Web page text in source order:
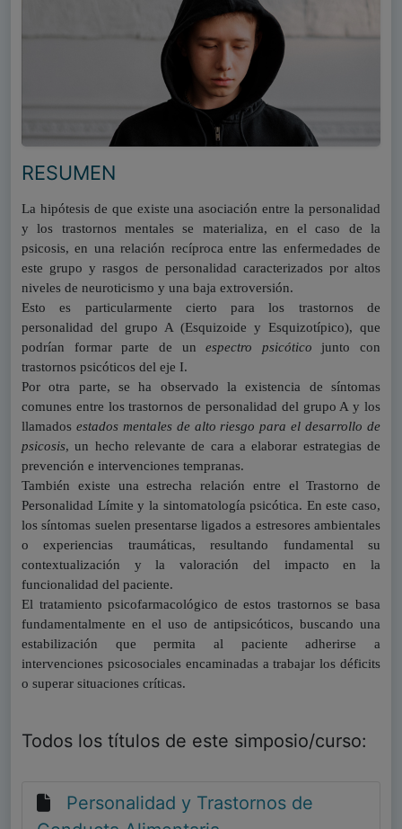
RESUMEN
La hipótesis de que existe una asociación entre la personalidad
y los trastornos mentales se materializa, en el caso de la
psicosis, en una relación recíproca entre las enfermedades de
este grupo y rasgos de personalidad caracterizados por altos
niveles de neuroticismo y una baja extroversión.
Esto es particularmente cierto para los trastornos de
personalidad del grupo A (Esquizoide y Esquizotípico), que
podrían formar parte de unespectro psicótico junto con
trastornos psicóticos del eje I.
Por otra parte, se ha observado la existencia de síntomas
comunes entre los trastornos de personalidad del grupo A y los
llamados estados mentales de alto riesgo para el desarrollo de
psicosis, un hecho relevante de cara a elaborar estrategias de
prevención e intervenciones tempranas.
También existe una estrecha relación entre el Trastorno de
Personalidad Límite y la sintomatología psicótica. En este caso,
los síntomas suelen presentarse ligados a estresores ambientales
o experiencias traumáticas, resultando fundamental su
contextualización y la valoración del impacto en la
funcionalidad del paciente.
El tratamiento psicofarmacológico de estos trastornos se basa
fundamentalmente en el uso de antipsicóticos, buscando una
estabilización que permita al paciente adherirse a
intervenciones psicosociales encaminadas a trabajar los déficits
o superar situaciones críticas.
Todos los títulos de este simposio/curso:
Personalidad y Trastornos de